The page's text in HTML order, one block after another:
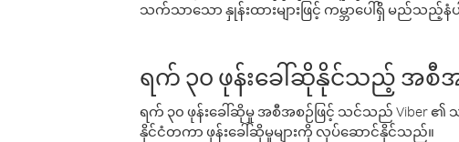
သက်သာသော နှုန်းထားများဖြင့် ကမ္ဘာပေါ်ရှိ မည်သည့်
ရက် ၃၀ ဖုန်းခေါ်ဆိုနိုင်သည့် အစီအ
ရက် ၃၀ ဖုန်းခေါ်ဆိုမှု အစီအစဉ်ဖြင့် သင်သည် Viber
နိုင်ငံတကာ ဖုန်းခေါ်ဆိုမှုများကို လုပ်ဆောင်နိုင်သည်။